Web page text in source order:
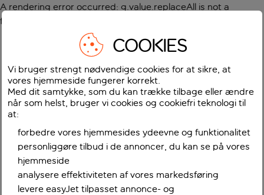
A rendering error occurred: g.value.replaceAll is not a
function
COOKIES
Vi bruger strengt nødvendige cookies for at sikre, at
vores hjemmeside fungerer korrekt.
Med dit samtykke, som du kan trække tilbage eller ændre
når som helst, bruger vi cookies og cookiefri teknologi til
at:
forbedre vores hjemmesides ydeevne og funktionalitet
personliggøre tilbud i de annoncer, du kan se på vores
hjemmeside
analysere effektiviteten af vores markedsføring
levere easyJet tilpasset annonce- og